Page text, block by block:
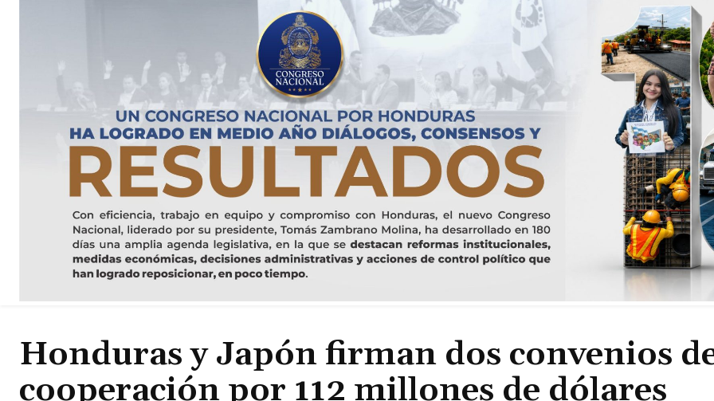
Honduras y Japón firman dos convenios
cooperación por 112 millones de dólares